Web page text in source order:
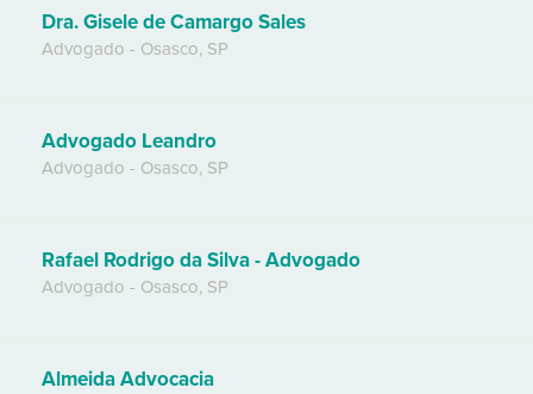
Dra. Gisele de Camargo Sales
Advogado - Osasco, SP
Advogado Leandro
Advogado - Osasco, SP
Rafael Rodrigo da Silva - Advogado
Advogado - Osasco, SP
Almeida Advocacia